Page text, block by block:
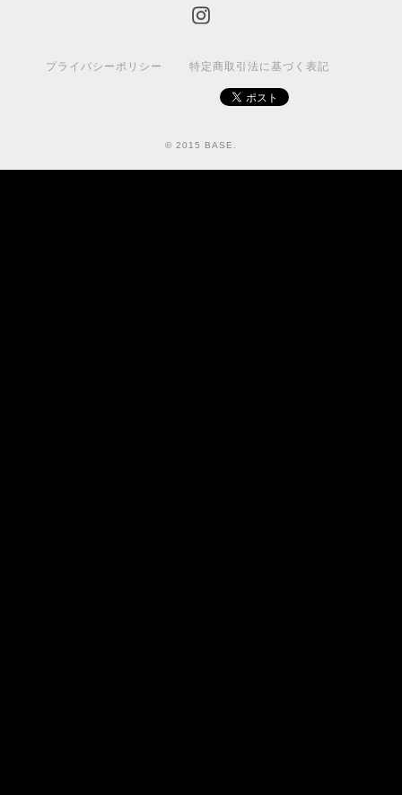
プライバシーポリシー 特定商取引法に基づく表記
© 2015 BASE.